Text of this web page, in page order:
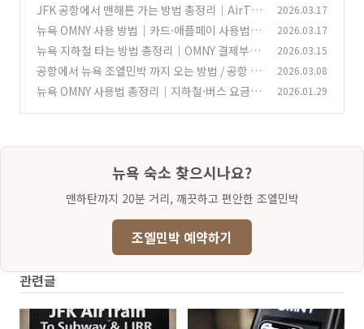
JFK 공항에서 맨해튼 가는 방법 총정리｜AirTra
in, 지하철, LIRR, 택시 비교 (0)
2026.03.17
뉴욕 OMNY 사용 방법｜카드·애플페이 사용법,
지하철과 버스 결제, 무료 환승, 주간 페어캡, 실
수하기 쉬운 포인트까지
(1)
2026.03.17
뉴욕 지하철 타는 방법 총정리｜OMNY 결제부터
업타운·다운타운 보는 법까지
(1)
2026.03.15
공항에서 뉴욕 조엘민박 까지 오는 방법 / 공항 픽
업 안내, 대중교통 안내 (0)
2026.03.08
뉴욕 OMNY 사용법 총정리｜지하철·버스 요금,
2026.01.29
뉴욕 숙소 찾으시나요?
맨하탄까지 20분 거리, 깨끗하고 편안한 조엘민박
조엘민박 예약하기
관련글